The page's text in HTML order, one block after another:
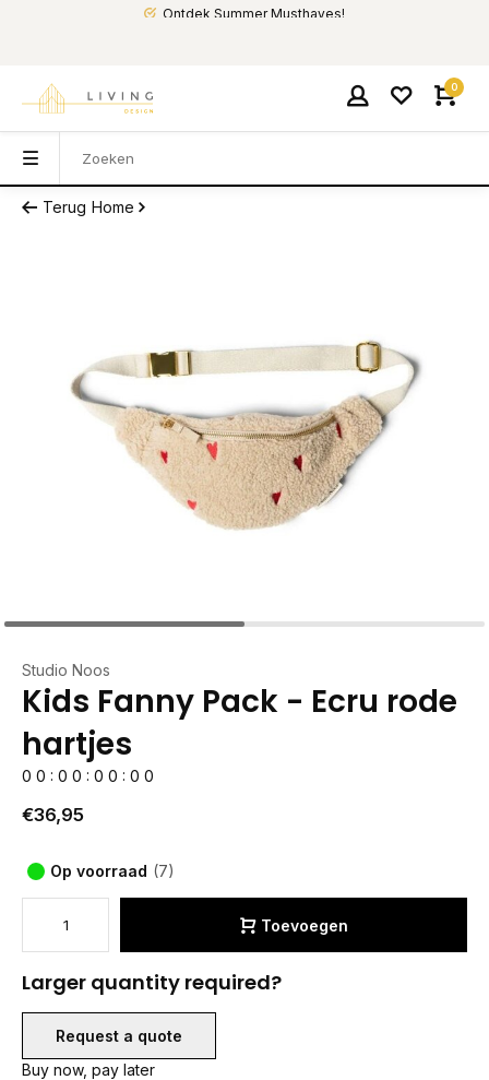
Ontdek Summer Musthaves!
0
Terug Home
Studio Noos
Kids Fanny Pack - Ecru rode
hartjes
0 0 : 0 0 : 0 0 : 0 0
€36,95
Op voorraad (7)
Toevoegen
Larger quantity required?
Request a quote
Buy now, pay later